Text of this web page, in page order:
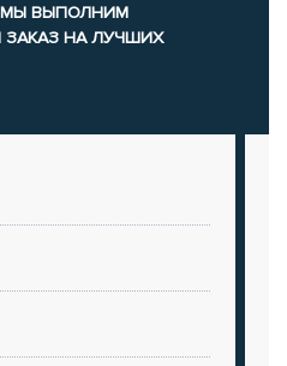
МЫ ВЫПОЛНИМ
НА ЛУЧШИХ